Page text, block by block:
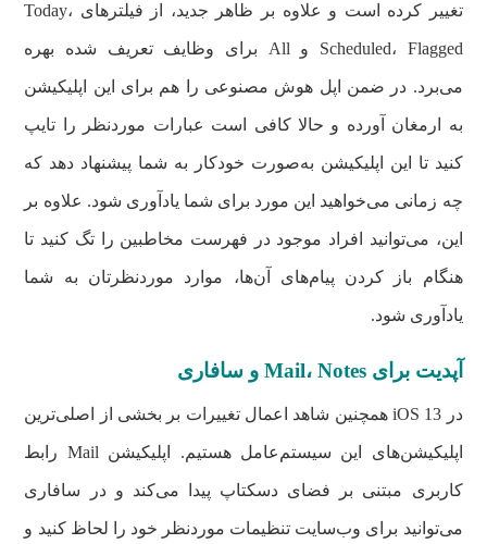
تغییر کرده است و علاوه بر ظاهر جدید، از فیلترهای Today،
Scheduled، Flagged و All برای وظایف تعریف شده بهره
می‌برد. در ضمن اپل هوش مصنوعی را هم برای این اپلیکیشن
به ارمغان آورده و حالا کافی است عبارات موردنظر را تایپ
کنید تا این اپلیکیشن به‌صورت خودکار به شما پیشنهاد دهد که
چه زمانی می‌خواهید این مورد برای شما یادآوری شود. علاوه بر
این، می‌توانید افراد موجود در فهرست مخاطبین را تگ کنید تا
هنگام باز کردن پیام‌های آن‌ها، موارد موردنظرتان به شما
یادآوری شود.
آپدیت برای Mail، Notes و سافاری
در iOS 13 همچنین شاهد اعمال تغییرات بر بخشی از اصلی‌ترین
اپلیکیشن‌های این سیستم‌عامل هستیم. اپلیکیشن Mail رابط
کاربری مبتنی بر فضای دسکتاپ پیدا می‌کند و در سافاری
می‌توانید برای وب‌سایت تنظیمات موردنظر خود را لحاظ کنید و